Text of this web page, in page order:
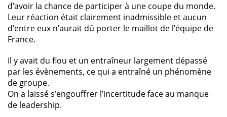
d’avoir la chance de participer à une coupe du monde.
Leur réaction était clairement inadmissible et aucun
d’entre eux n’aurait dû porter le maillot de l’équipe de
France.
Il y avait du flou et un entraîneur largement dépassé
par les évènements, ce qui a entraîné un phénomène
de groupe.
On a laissé s’engouffrer l’incertitude face au manque
de leadership.